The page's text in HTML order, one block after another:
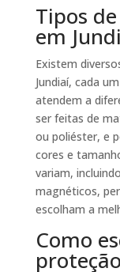
Tipos
em
Existem
Jundiaí, cada
atendem a
ser feitas de
ou poliéster, e
cores e
variam,
magnéticos,
escolham a
Como